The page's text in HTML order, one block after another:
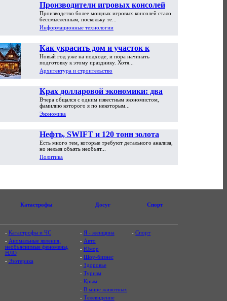
Производители игровых консолей
достигли предела возможностей
Производство более мощных игровых консолей стало
бессмысленным, поскольку те...
Информационные технологии
Как украсить дом и участок к
Новому году
Новый год уже на подходе, и пора начинать
подготовку к этому празднику. Хотя...
Архитектура и строительство
Крах долларовой экономики: два
пути обрушения
Вчера общался с одним известным экономистом,
фамилию которого я по некоторым...
Экономика
Нефть, SWIFT и 120 тонн золота
Есть много тем, которые требуют детального анализа,
но нельзя объять необъят...
Политика
Катастрофы Досуг Спорт
- Катастрофы и ЧС
- Аномальные явления,
необъяснимые феномены,
НЛО
- Эзотерика
- Я - женщина
- Авто
- Юмор
- Шоу-бизнес
- Здоровье
- Туризм
- Крым
- В мире животных
- Телевидение
-Спорт